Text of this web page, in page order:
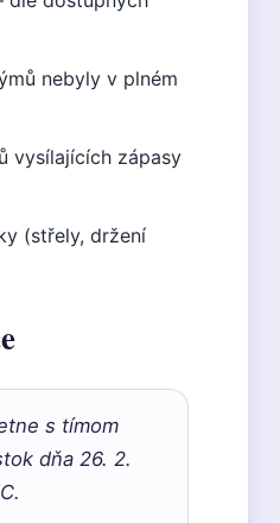
nebyly v plném
vysílajících zápasy
(střely, držení
s tímom
dňa 26. 2.